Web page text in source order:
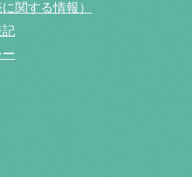
関する情報）
記